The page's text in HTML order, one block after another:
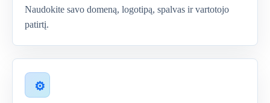
Naudokite savo domeną, logotipą, spalvas ir vartotojo
patirtį.